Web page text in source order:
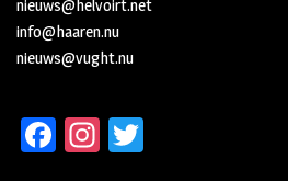
nieuws@helvoirt.net
info@haaren.nu
nieuws@vught.nu
Fa In